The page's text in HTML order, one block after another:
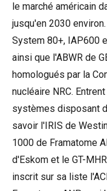
le marché américain
jusqu'en 2030
System 80+, IAP600
ainsi que l'ABWR de
homologués par la
nucléaire NRC.
systèmes disposant
savoir l'IRIS de
1000 de Framatome
d'Eskom et le GT-
inscrit sur sa liste